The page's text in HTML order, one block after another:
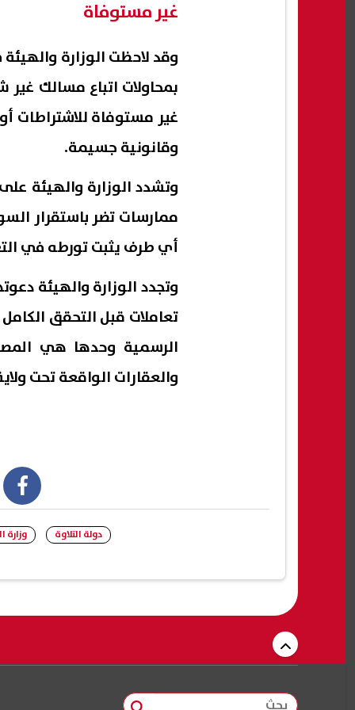
غير مستوفاة
وقد لاحظت الوزارة
بمحاولات اتباع مسالك
غير مستوفاة للاشتراطات
وقانونية جسيمة.
وتشدد الوزارة والهيئة
ممارسات تضر باستقرار
أي طرف يثبت تورطه في
وتجدد الوزارة والهيئة
تعاملات قبل التحقق
الرسمية وحدها هي
والعقارات الواقعة تحت
دولة التلاوة وزارة
بحث